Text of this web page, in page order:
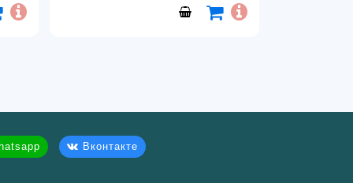
Вконтакте